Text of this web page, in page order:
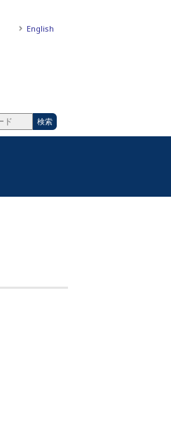
English